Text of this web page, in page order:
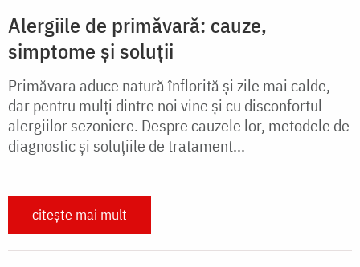
Alergiile de primăvară: cauze,
simptome și soluții
Primăvara aduce natură înflorită și zile mai calde,
dar pentru mulți dintre noi vine și cu disconfortul
alergiilor sezoniere. Despre cauzele lor, metodele de
diagnostic și soluțiile de tratament...
citește mai mult